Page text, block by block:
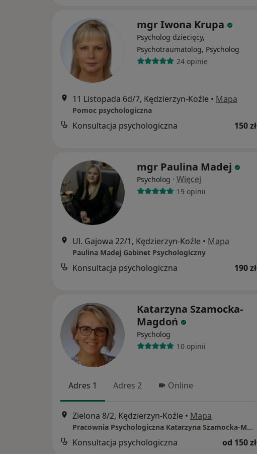
mgr Iwona Krupa
Psycholog dziecięcy,
Psychotraumatolog, Psycholog
24 opinie
11 Listopada 6d/7, Kędzierzyn-Koźle • Mapa
Pomoc psychologiczna
Konsultacja psychologiczna 150 zł
mgr Paulina Madej
Psycholog · Więcej
19 opinii
Ul. Gajowa 22/1, Kędzierzyn-Koźle • Mapa
Paulina Madej Gabinet Psychologiczny
Konsultacja psychologiczna 190 zł
Katarzyna Szamocka-
Magdoń
Psycholog
10 opinii
Adres 1 Adres 2 Online
Zielona 8/2, Kędzierzyn-Koźle • Mapa
Pracownia Psychologiczna Katarzyna Szamocka-Magdoń
Konsultacja psychologiczna od 150 zł